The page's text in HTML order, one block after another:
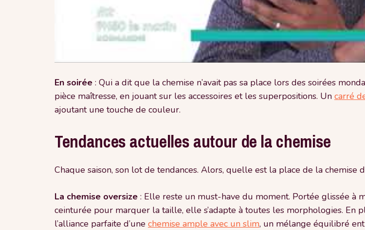
En soirée : Qui a dit que la chemise n’avait pas sa place lors des soirées
pièce maîtresse, en jouant sur les accessoires et les superpositions. Un carré
ajoutant une touche de couleur.
Tendances actuelles autour de la chemise
Chaque saison, son lot de tendances. Alors, quelle est la place de la chemise
La chemise oversize : Elle reste un must-have du moment. Portée glissée à
ceinturée pour marquer la taille, elle s’adapte à toutes les morphologies. En
l’alliance parfaite d’une chemise ample avec un slim, un mélange équilibré